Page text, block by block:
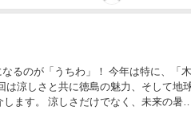
るのが「うちわ」！ 今年は特に、「木
は涼しさと共に徳島の魅力、そして地
ます。 涼しさだけでなく、未来の暑さ